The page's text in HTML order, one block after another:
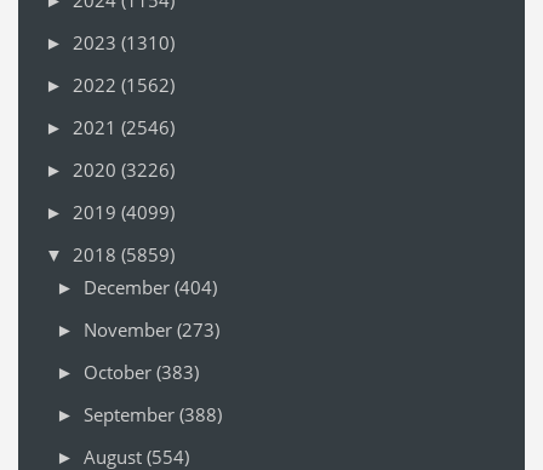
► 2023 (1310)
► 2022 (1562)
► 2021 (2546)
► 2020 (3226)
► 2019 (4099)
▼ 2018 (5859)
► December (404)
► November (273)
► October (383)
► September (388)
► August (554)